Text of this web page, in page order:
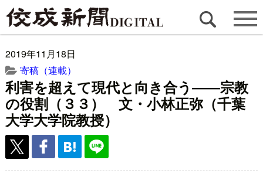
2019年11月18日
寄稿（連載）
利害を超えて現代と向き合う――宗教
の役割（３３） 文・小林正弥（千葉
大学大学院教授）